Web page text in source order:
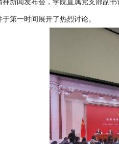
新闻发布会，学院直属党支部副
第一时间展开了热烈讨论。